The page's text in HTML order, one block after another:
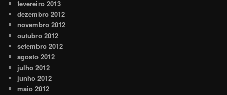
fevereiro 2013
dezembro 2012
novembro 2012
outubro 2012
setembro 2012
agosto 2012
julho 2012
junho 2012
maio 2012